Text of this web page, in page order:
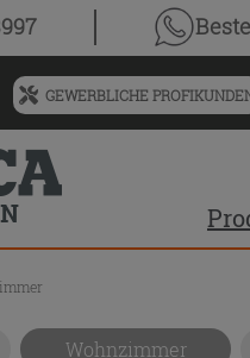
Menü
für
vorgeschlagenen
Siteinhalt
und
Suchprotokoll
GEWERBLICHE
Wohnzimmer